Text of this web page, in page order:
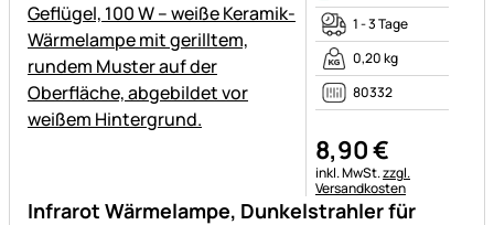
Infrarot Wärmelampe, Dunkelstrahler für
1 - 3 Tage
0,20 kg
80332
8,90€
Steuerhinweis:
inkl. MwSt.zzgl.
Versandkosten